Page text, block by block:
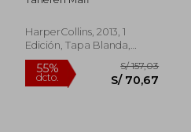
HarperCollins, 2013, 1
Edición, Tapa Blanda,
Nuevo